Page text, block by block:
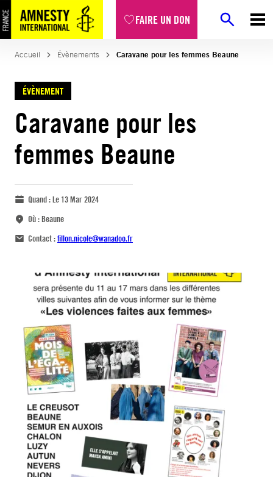
FAIRE UN DON
Accueil Évènements Caravane pour les femmes Beaune
ÉVÈNEMENT
Caravane pour les
femmes Beaune
Quand :Le 13 Mar 2024
Où :Beaune
Contact :fillon.nicole@wanadoo.fr